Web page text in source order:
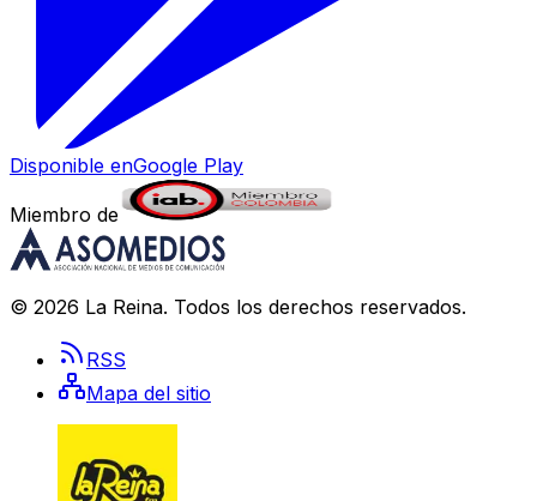
Disponible enGoogle Play
Miembro de
© 2026 La Reina. Todos los derechos reservados.
RSS
Mapa del sitio